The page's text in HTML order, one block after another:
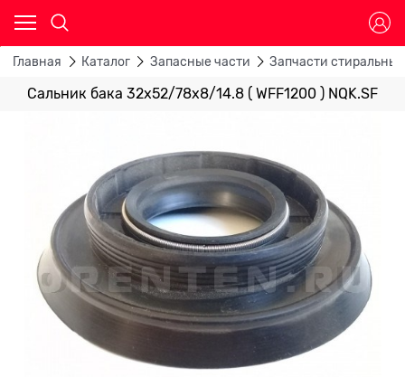
Главная Каталог Запасные части Запчасти
Сальник бака 32х52/78х8/14.8 ( WFF1200 ) NQK.SF